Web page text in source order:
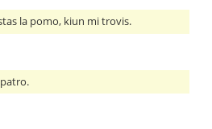
la pomo, kiun mi trovis.
patro.